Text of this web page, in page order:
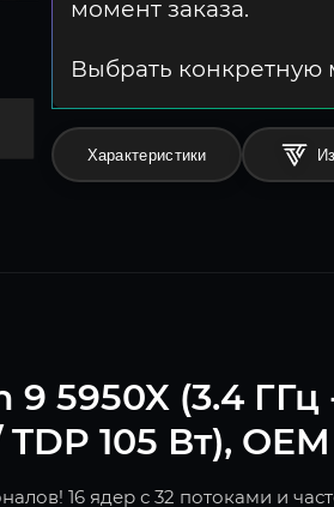
момент заказа.
Выбрать
Характеристики
5950X (3.4 ГГц
105 Вт), OEM
16 ядер с 32 потоками и